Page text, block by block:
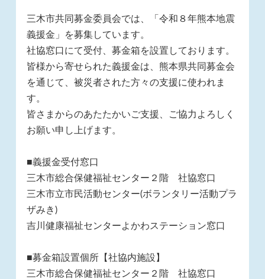
三木市共同募金委員会では、「令和８年熊本地震
義援金」を募集しています。
社協窓口にて受付、募金箱を設置しております。
皆様から寄せられた義援金は、熊本県共同募金会
を通じて、被災者された方々の支援に使われま
す。
皆さまからのあたたかいご支援、ご協力よろしく
お願い申し上げます。
■義援金受付窓口
三木市総合保健福祉センター２階 社協窓口
三木市立市民活動センター(ボランタリー活動プラ
ザみき)
吉川健康福祉センターよかわステーション窓口
■募金箱設置個所【社協内施設】
三木市総合保健福祉センター２階 社協窓口